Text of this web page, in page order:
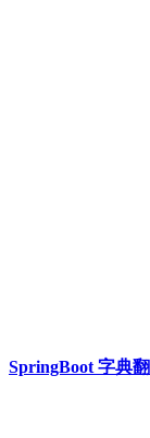
SpringBoot 字典